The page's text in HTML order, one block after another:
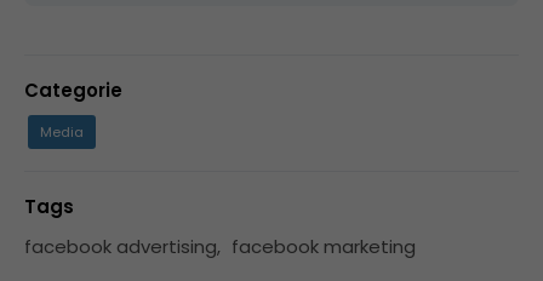
Categorie
Media
Tags
facebook advertising, facebook marketing